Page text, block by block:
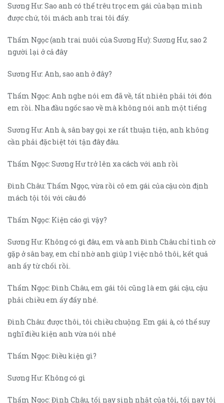
Sương Hư: Sao anh có thể trêu trọc em gái của bạn mình
được chứ, tôi mách anh trai tôi đấy.
Thẩm Ngọc (anh trai nuôi của Sương Hư): Sương Hư, sao 2
người lại ở cả đây
Sương Hư: Anh, sao anh ở đây?
Thẩm Ngọc: Anh nghe nói em đã về, tất nhiên phải tới đón
em rồi. Nha đầu ngốc sao về mà không nói anh một tiếng
Sương Hư: Anh à, sân bay gọi xe rất thuận tiện, anh không
cần phải đặc biệt tới tận đây đâu.
Thẩm Ngọc: Sương Hư trở lên xa cách với anh rồi
Đình Châu: Thẩm Ngọc, vừa rồi cô em gái của cậu còn định
mách tội tôi với câu đó
Thẩm Ngọc: Kiện cáo gì vậy?
Sương Hư: Không có gì đâu, em và anh Đình Châu chỉ tình cờ
gặp ở sân bay, em chỉ nhờ anh giúp 1 việc nhỏ thôi, kết quả
anh ấy từ chối rồi.
Thẩm Ngọc: Đình Châu, em gái tôi cũng là em gái cậu, cậu
phải chiều em ấy đấy nhé.
Đình Châu: được thôi, tôi chiều chuộng. Em gái à, có thể suy
nghĩ điều kiện anh vừa nói nhé
Thẩm Ngọc: Điều kiện gì?
Sương Hư: Không có gì
Thẩm Ngọc: Đình Châu, tối nay sinh nhật của tôi, tối nay tôi